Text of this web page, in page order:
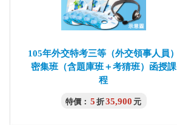
105年外交特考三等（外交領事人員）
密集班（含題庫班＋考猜班）函授課
程
特價： 5 折35,900 元